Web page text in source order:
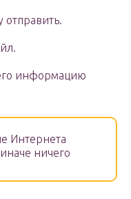
отправить.
информацию
Интернета
ничего